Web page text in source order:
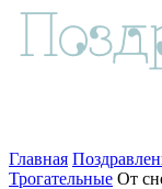
Главная
Трогательные От